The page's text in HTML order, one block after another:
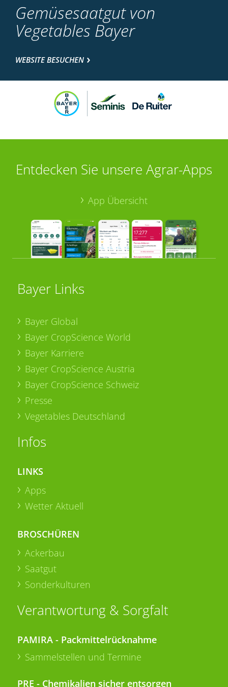
Gemüsesaatgut von
Vegetables Bayer
WEBSITE BESUCHEN
Entdecken Sie unsere Agrar-Apps
App Übersicht
Bayer Links
Bayer Global
Bayer CropScience World
Bayer Karriere
Bayer CropScience Austria
Bayer CropScience Schweiz
Presse
Vegetables Deutschland
Infos
LINKS
Apps
Wetter Aktuell
BROSCHÜREN
Ackerbau
Saatgut
Sonderkulturen
Verantwortung & Sorgfalt
PAMIRA - Packmittelrücknahme
Sammelstellen und Termine
PRE - Chemikalien sicher entsorgen